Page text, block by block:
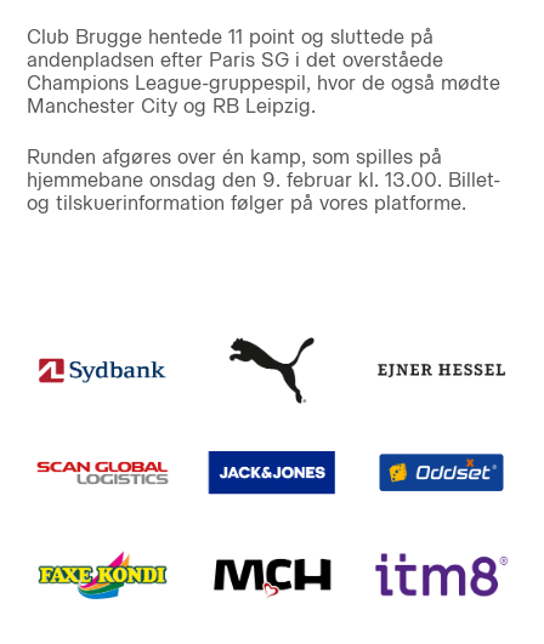
Club Brugge hentede 11 point og sluttede på
andenpladsen efter Paris SG i det overståede
Champions League-gruppespil, hvor de også mødte
Manchester City og RB Leipzig.
Runden afgøres over én kamp, som spilles på
hjemmebane onsdag den 9. februar kl. 13.00. Billet-
og tilskuerinformation følger på vores platforme.